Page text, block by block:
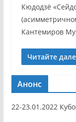
Кюдодзё
Кантемиров
Читайте
Анонс
22-23.01.2022